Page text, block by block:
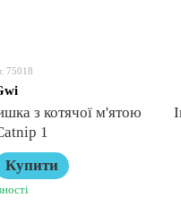
75018
з котячої м'ятою
1
Купити